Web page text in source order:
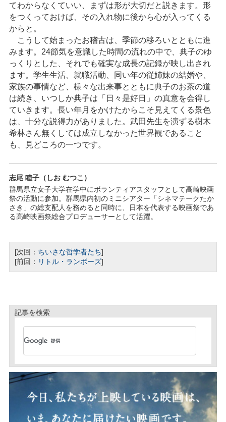
てわからなくていい、まずは形が大切だと説きます。形
をつくっておけば、その入れ物に後から心が入ってくる
からと。
こうして始まったお稽古は、季節の移ろいとともに進
みます。24節気を意識した時間の流れの中で、典子のゆ
っくりとした、それでも確実な成長の記録が映し出され
ます。学生生活、就職活動、同い年の従姉妹の結婚や、
家族の事情など、様々な出来事とともに典子のお茶の道
は続き、いつしか典子は「日々是好日」の真意を会得し
ていきます。長い年月をかけたからこそ見えてくる景色
は、十分な説得力がありました。武田先生を演ずる樹木
希林さん無くしては成立しなかった世界観であること
も、見どころの一つです。
志尾 睦子（しお むつこ）
群馬県立女子大学在学中にボランティアスタッフとして高崎映画
祭の活動に参加。群馬県内初のミニシアター「シネマテークたか
さき」の総支配人を務めると同時に、日本を代表する映画祭であ
る高崎映画祭総合プロデューサーとして活躍。
[次回： ちいさな哲学者たち]
[前回： リトル・ランボーズ]
記事を検索